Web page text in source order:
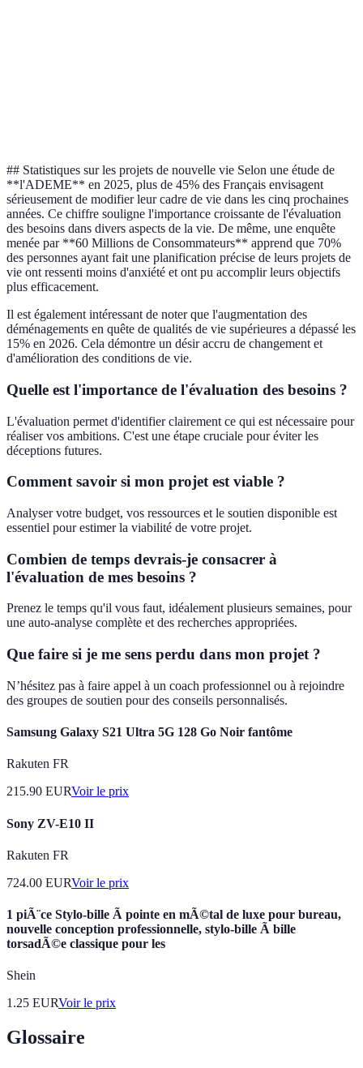
## Statistiques sur les projets de nouvelle vie Selon une étude de
**l'ADEME** en 2025, plus de 45% des Français envisagent
sérieusement de modifier leur cadre de vie dans les cinq prochaines
années. Ce chiffre souligne l'importance croissante de l'évaluation
des besoins dans divers aspects de la vie. De même, une enquête
menée par **60 Millions de Consommateurs** apprend que 70%
des personnes ayant fait une planification précise de leurs projets de
vie ont ressenti moins d'anxiété et ont pu accomplir leurs objectifs
plus efficacement.
Il est également intéressant de noter que l'augmentation des
déménagements en quête de qualités de vie supérieures a dépassé les
15% en 2026. Cela démontre un désir accru de changement et
d'amélioration des conditions de vie.
Quelle est l'importance de l'évaluation des besoins ?
L'évaluation permet d'identifier clairement ce qui est nécessaire pour
réaliser vos ambitions. C'est une étape cruciale pour éviter les
déceptions futures.
Comment savoir si mon projet est viable ?
Analyser votre budget, vos ressources et le soutien disponible est
essentiel pour estimer la viabilité de votre projet.
Combien de temps devrais-je consacrer à
l'évaluation de mes besoins ?
Prenez le temps qu'il vous faut, idéalement plusieurs semaines, pour
une auto-analyse complète et des recherches appropriées.
Que faire si je me sens perdu dans mon projet ?
N’hésitez pas à faire appel à un coach professionnel ou à rejoindre
des groupes de soutien pour des conseils personnalisés.
Samsung Galaxy S21 Ultra 5G 128 Go Noir fantôme
Rakuten FR
215.90 EURVoir le prix
Sony ZV-E10 II
Rakuten FR
724.00 EURVoir le prix
1 piÃ¨ce Stylo-bille Ã pointe en mÃ©tal de luxe pour bureau,
nouvelle conception professionnelle, stylo-bille Ã bille
torsadÃ©e classique pour les
Shein
1.25 EURVoir le prix
Glossaire